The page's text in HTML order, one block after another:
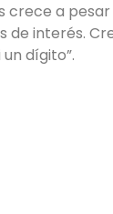
a
interés.
dígito”.